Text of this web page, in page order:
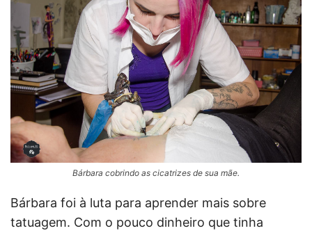
Bárbara cobrindo as cicatrizes de sua mãe.
Bárbara foi à luta para aprender mais sobre
tatuagem. Com o pouco dinheiro que tinha